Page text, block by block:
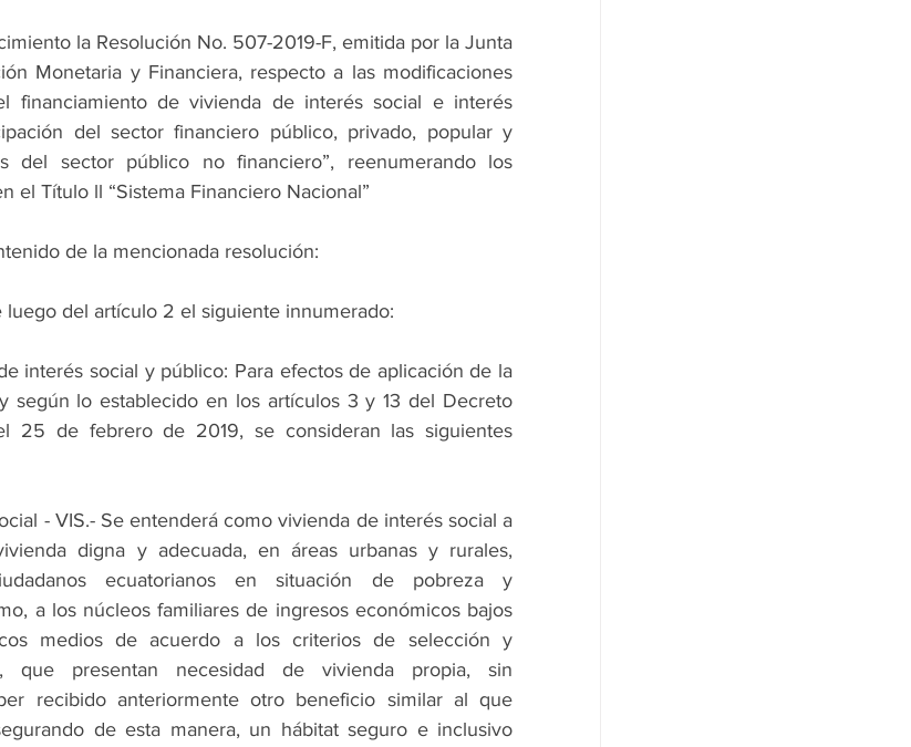
la Resolución No. 507-2019-F, emitida por la Junta
Monetaria y Financiera, respecto a las modificaciones
financiamiento de vivienda de interés social e interés
del sector financiero público, privado, popular y
del sector público no financiero”, reenumerando los
el Título ll “Sistema Financiero Nacional”
de la mencionada resolución:
luego del artículo 2 el siguiente innumerado:
interés social y público: Para efectos de aplicación de la
según lo establecido en los artículos 3 y 13 del Decreto
25 de febrero de 2019, se consideran las siguientes
- VIS.- Se entenderá como vivienda de interés social a
digna y adecuada, en áreas urbanas y rurales,
ecuatorianos en situación de pobreza y
a los núcleos familiares de ingresos económicos bajos
medios de acuerdo a los criterios de selección y
que presentan necesidad de vivienda propia, sin
recibido anteriormente otro beneficio similar al que
de esta manera, un hábitat seguro e inclusivo